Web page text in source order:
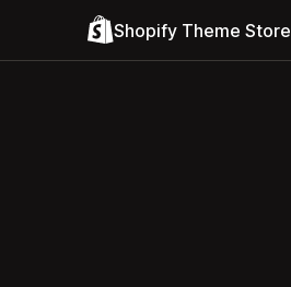
Shopify Theme Store